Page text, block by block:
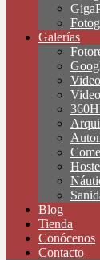
Galerías
Blog
Tienda
Conócenos
Contacto